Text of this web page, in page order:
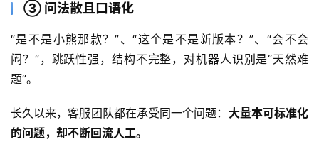
③ 问法散且口语化
“是不是小熊那款？”、“这个是不是新版本？”、“会不会
闷？”，跳跃性强，结构不完整，对机器人识别是“天然难
题”。
长久以来，客服团队都在承受同一个问题： 大量本可标准化
的问题，却不断回流人工。